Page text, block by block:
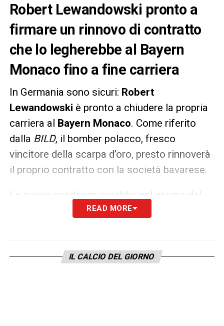
Robert Lewandowski pronto a
firmare un rinnovo di contratto
che lo legherebbe al Bayern
Monaco fino a fine carriera
In Germania sono sicuri: Robert
Lewandowski è pronto a chiudere la propria
carriera al Bayern Monaco. Come riferito
dalla BILD, il bomber polacco, fresco
vincitore della scarpa d’oro, presto rinnoverà
il proprio contratto con la società bavarese.
La nuova scadenza sarebbe nel giugno del
2025, quando il numero 9 avrà raggiunto i 37
LA PLAYLIST DELLE NOSTRE TOP NEWS
READ MORE
IL CALCIO DEL GIORNO